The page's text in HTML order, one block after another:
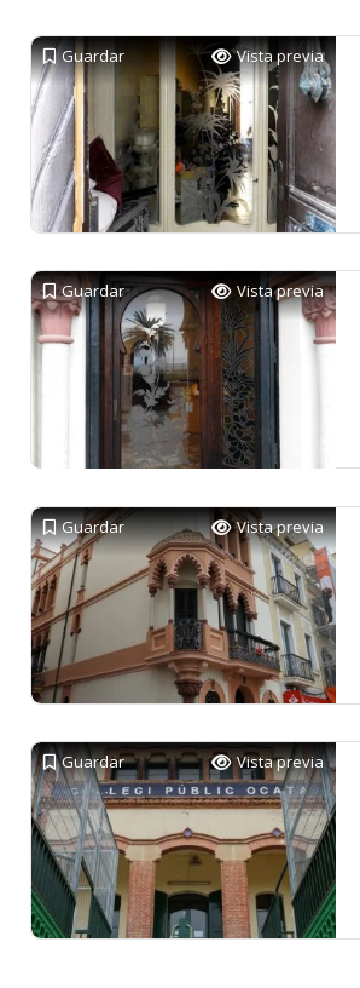
Guardar Vista previa
Guardar Vista previa
Guardar Vista previa
Guardar Vista previa